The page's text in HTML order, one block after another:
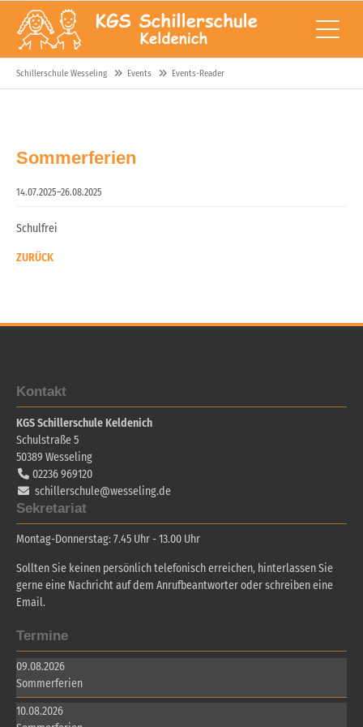
Schillerschule Wesseling Events Events-Reader
Sommerferien
14.07.2025–26.08.2025
Schulfrei
ZURÜCK
Kontakt
KGS Schillerschule Keldenich
Schulstraße 5
50389 Wesseling
02236 969120
schillerschule@wesseling.de
Sekretariat
Montag-Donnerstag: 7.45 Uhr - 13.00 Uhr
Sollten Sie keinen persönlich telefonisch erreichen, hinterlassen Sie
gerne eine Nachricht auf dem Anrufbeantworter oder schreiben eine
Email.
Termine
09.08.2026
Sommerferien
10.08.2026